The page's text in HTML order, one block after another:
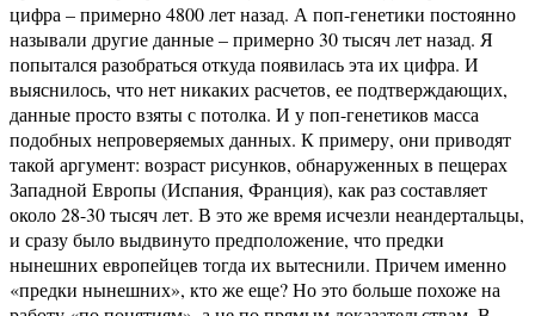
цифра – примерно 4800 лет назад. А поп-генетики постоянно
называли другие данные – примерно 30 тысяч лет назад. Я
попытался разобраться откуда появилась эта их цифра. И
выяснилось, что нет никаких расчетов, ее подтверждающих,
данные просто взяты с потолка. И у поп-генетиков масса
подобных непроверяемых данных. К примеру, они приводят
такой аргумент: возраст рисунков, обнаруженных в пещерах
Западной Европы (Испания, Франция), как раз составляет
около 28-30 тысяч лет. В это же время исчезли неандертальцы,
и сразу было выдвинуто предположение, что предки
нынешних европейцев тогда их вытеснили. Причем именно
«предки нынешних», кто же еще? Но это больше похоже на